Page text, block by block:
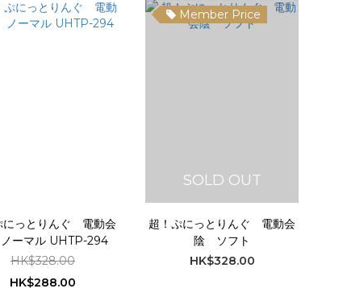
にっとりんぐ 電動会
ーマル UHTP-294
HK$328.00
HK$288.00
Member Price
SOLD OUT
超！ぷにっとりんぐ 電動会
陰 ソフト
HK$328.00